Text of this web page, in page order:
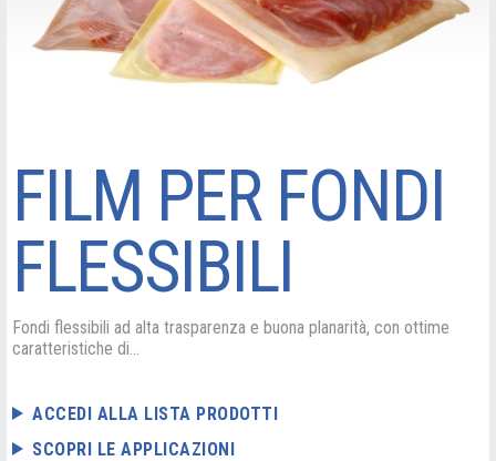
FILM PER FONDI
FLESSIBILI
Fondi flessibili ad alta trasparenza e buona planarità, con ottime
caratteristiche di...
ACCEDI ALLA LISTA PRODOTTI
SCOPRI LE APPLICAZIONI